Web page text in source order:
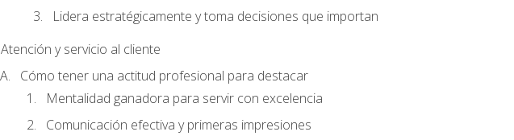
Lidera estratégicamente y toma decisiones que importan
Atención y servicio al cliente
Cómo tener una actitud profesional para destacar
Mentalidad ganadora para servir con excelencia
Comunicación efectiva y primeras impresiones